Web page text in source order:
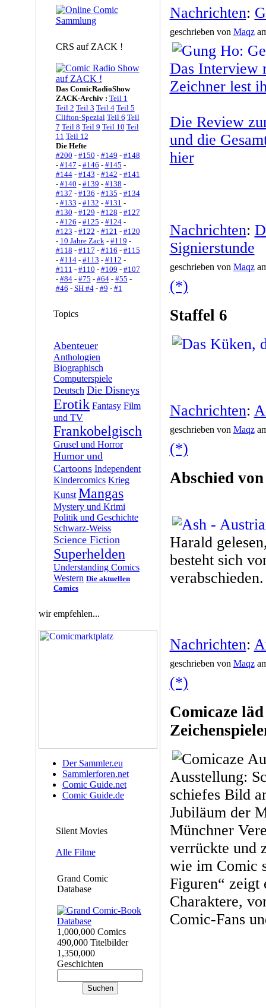
CRS auf ZACK !
Das ComicRadioShow
ZACK-Archiv : Teil 1
Teil 2 Teil 3 Teil 4 Teil 5
Clifton-Spezial Teil 6 Teil
7 Teil 8 Teil 9 Teil 10 Teil
11 Teil 12
Die Hefte
#200 - #150 - #149 - #148
- #147 - #146 - #145 -
#144- #143 - #142 - #141
- #140 - #139 - #138 -
#137 - #136 - #135 - #134
- #133 - #132 - #131 -
#130 - #129 - #128 - #127
- #126 - #125 - #124-
#123 - #122 - #121 - #120
- 10 Jahre Zack- #119 -
#118 - #117 - #116 - #115
- #114- #113 - #112 -
#111 - #110 - #109 - #107
- #84- #75 - #64- #55 -
#46 - SH #4- #9 - #1
Topics
Abenteuer
Anthologien
Biographisch
Computerspiele
Deutsch Die Disneys
Erotik Fantasy Film
und TV
Frankobelgisch
Grusel und Horror
Humor und
Cartoons Independent
Kindercomics Krieg
Kunst Mangas
Mystery und Krimi
Politik und Geschichte
Schwarz-Weiss
Science Fiction
Superhelden
Understanding Comics
Western Die aktuellen
Comics
wir empfehlen...
Der Sammler.eu
Sammlerforen.net
Comic Guide.net
Comic Guide.de
Silent Movies
Alle Filme
Grand Comic
Database
1,000,000 Comics
490,000 Titelbilder
1,350,000
Geschichten
Nachrichten:
geschrieben von Maqz
Das Interview
Zeichner lest
Die Review
und die
hier
Nachrichten:
Signierstunde
geschrieben von Maqz
(*)
Staffel 6
Nachrichten:
geschrieben von Maqz
(*)
Abschied
Harald
besteht sich
Nachrichten:
geschrieben von Maqz
(*)
Comicaze
Ausstellung:
schiefes Bild
Jubiläum der
Münchner
verrückte und
wie im Comic
Figuren“ zeigt
Charaktere,
Comic-Fans